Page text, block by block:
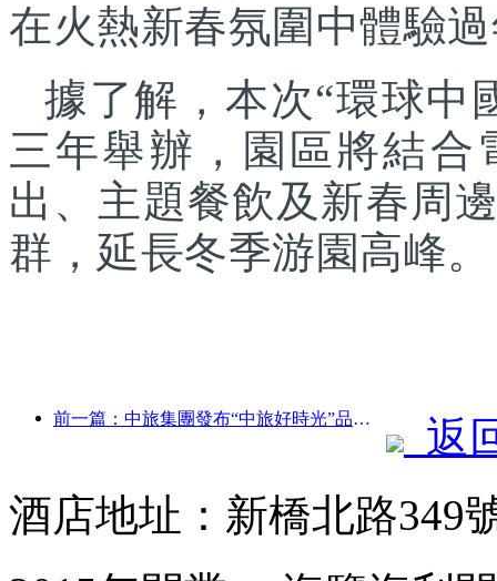
在火熱新春氛圍中體驗
據了解，本次“環球中
三年舉辦，園區將結合
出、主題餐飲及新春周
群，延長冬季游園高峰。
前一篇：中旅集團發布“中旅好時光”品牌，布局銀發旅游市場
返
酒店地址：新橋北路349